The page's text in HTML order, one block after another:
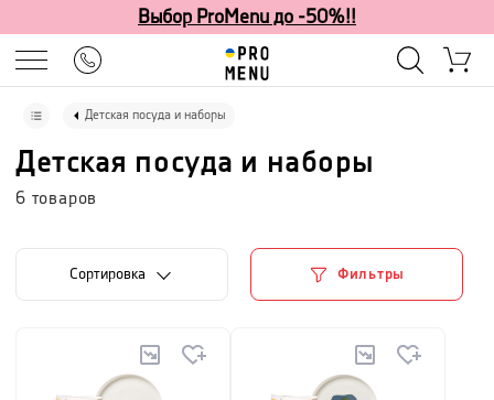
Выбор ProMenu до -50%!!
Детская посуда и наборы
Детская посуда и наборы
6 товаров
Cортировка Фильтры